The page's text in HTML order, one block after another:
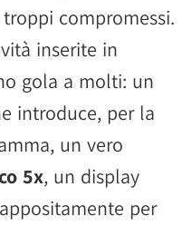
compromessi.
inserite in
gola a molti: un
introduce, per la
un vero
5x, un display
per